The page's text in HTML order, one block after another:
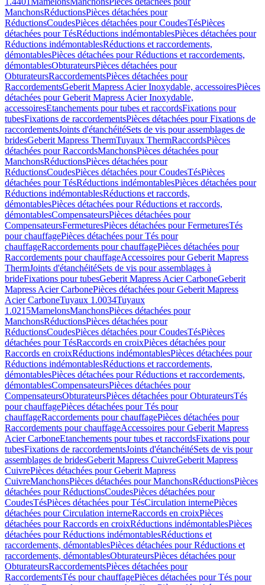
ManchonsRéductionsPièces détachées pour
RéductionsCoudesPièces détachées pour CoudesTésPièces
détachées pour TésRéductions indémontablesPièces détachées pour
Réductions indémontablesRéductions et raccordements,
démontablesPièces détachées pour Réductions et raccordements,
démontablesObturateursPièces détachées pour
ObturateursRaccordementsPièces détachées pour
RaccordementsGeberit Mapress Acier Inoxydable, accessoiresPièces
détachées pour Geberit Mapress Acier Inoxydable,
accessoiresEtanchements pour tubes et raccordsFixations pour
tubesFixations de raccordementsPièces détachées pour Fixations de
raccordementsJoints d'étanchéitéSets de vis pour assemblages de
bridesGeberit Mapress ThermTuyaux ThermRaccordsPièces
détachées pour RaccordsManchonsPièces détachées pour
ManchonsRéductionsPièces détachées pour
RéductionsCoudesPièces détachées pour CoudesTésPièces
détachées pour TésRéductions indémontablesPièces détachées pour
Réductions indémontablesRéductions et raccords,
démontablesPièces détachées pour Réductions et raccords,
démontablesCompensateursPièces détachées pour
CompensateursFermeturesPièces détachées pour FermeturesTés
pour chauffagePièces détachées pour Tés pour
chauffageRaccordements pour chauffagePièces détachées pour
Raccordements pour chauffageAccessoires pour Geberit Mapress
ThermJoints d'étanchéitéSets de vis pour assemblages à
brideFixations pour tubesGeberit Mapress Acier CarboneGeberit
Mapress Acier CarbonePièces détachées pour Geberit Mapress
Acier CarboneTuyaux 1.0034Tuyaux
1.0215MamelonsManchonsPièces détachées pour
ManchonsRéductionsPièces détachées pour
RéductionsCoudesPièces détachées pour CoudesTésPièces
détachées pour TésRaccords en croixPièces détachées pour
Raccords en croixRéductions indémontablesPièces détachées pour
Réductions indémontablesRéductions et raccordements,
démontablesPièces détachées pour Réductions et raccordements,
démontablesCompensateursPièces détachées pour
CompensateursObturateursPièces détachées pour ObturateursTés
pour chauffagePièces détachées pour Tés pour
chauffageRaccordements pour chauffagePièces détachées pour
Raccordements pour chauffageAccessoires pour Geberit Mapress
Acier CarboneEtanchements pour tubes et raccordsFixations pour
tubesFixations de raccordementsJoints d'étanchéitéSets de vis pour
assemblages de bridesGeberit Mapress CuivreGeberit Mapress
CuivrePièces détachées pour Geberit Mapress
CuivreManchonsPièces détachées pour ManchonsRéductionsPièces
détachées pour RéductionsCoudesPièces détachées pour
CoudesTésPièces détachées pour TésCirculation internePièces
détachées pour Circulation interneRaccords en croixPièces
détachées pour Raccords en croixRéductions indémontablesPièces
détachées pour Réductions indémontablesRéductions et
raccordements, démontablesPièces détachées pour Réductions et
raccordements, démontablesObturateursPièces détachées pour
ObturateursRaccordementsPièces détachées pour
RaccordementsTés pour chauffagePièces détachées pour Tés pour